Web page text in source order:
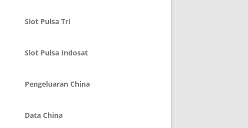
Slot Pulsa Tri
Slot Pulsa Indosat
Pengeluaran China
Data China